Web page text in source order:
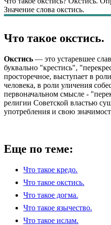
Значение слова окстись.
Что такое окстись.
Окстись — это устаревшее
буквально "крестись",
просторечное, выступает в
человека, в роли уличения
первоначальном смысле -
религии Советской властью
употребления и свою
Еще по теме:
Что такое кредо.
Что такое окстись.
Что такое догма.
Что такое язычество.
Что такое ислам.